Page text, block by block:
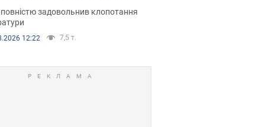
задовольнив клопотання
12:22 7,5 т.